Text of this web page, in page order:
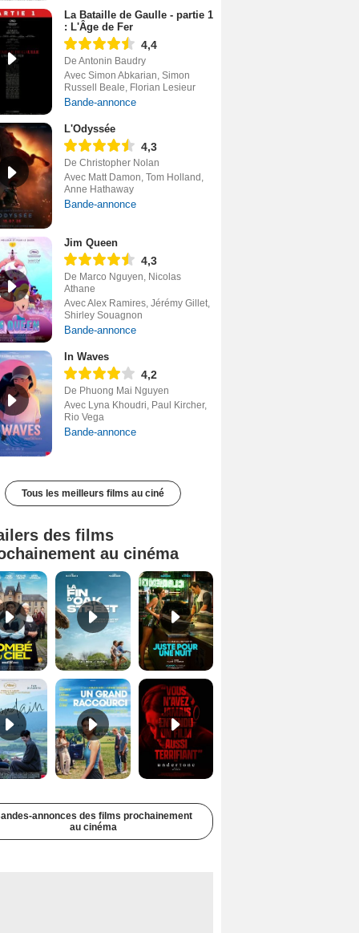
La Bataille de Gaulle - partie 1
: L'Âge de Fer
4,4
De Antonin Baudry
Avec Simon Abkarian, Simon
Russell Beale, Florian Lesieur
Bande-annonce
L'Odyssée
4,3
De Christopher Nolan
Avec Matt Damon, Tom Holland,
Anne Hathaway
Bande-annonce
Jim Queen
4,3
De Marco Nguyen, Nicolas
Athane
Avec Alex Ramires, Jérémy Gillet,
Shirley Souagnon
Bande-annonce
In Waves
4,2
De Phuong Mai Nguyen
Avec Lyna Khoudri, Paul Kircher,
Rio Vega
Bande-annonce
Tous les meilleurs films au ciné
des films
au cinéma
Tombé du ciel Bande-annonce VF La fin d’Oak Street Bande-annonce VO STFR
Soudain Bande-annonce VF STFR Un grand raccourci Bande-annonce VF
annonces des films prochainement
au cinéma